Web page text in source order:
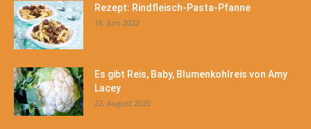
Rezept: Rindfleisch-Pasta-Pfanne
16. Juni 2022
Es gibt Reis, Baby, Blumenkohlreis von Amy
Lacey
22. August 2020